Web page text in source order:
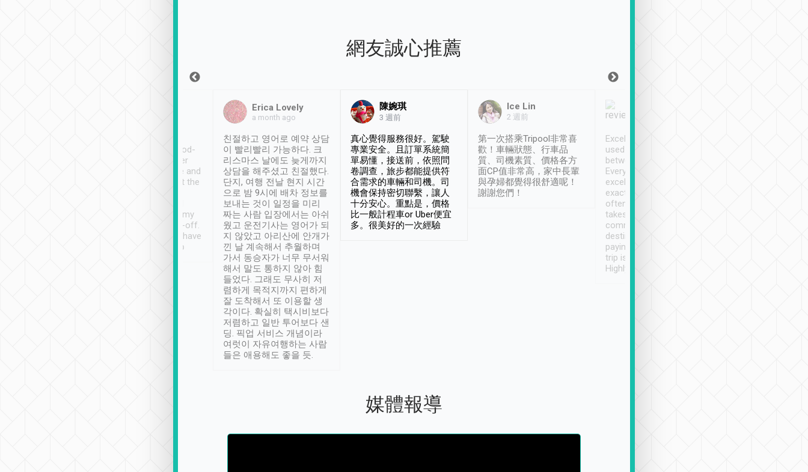
網友誠心推薦
service, vehicles in good-
condition and the driver
service was awesome and
thoughtful. Driver went the
have safely arrived at my
destination after drop-off.
Definitely something I have
not seen elsewhere 👍
Erica Lovely
a month ago
친절하고 영어로 예약 상담
이 빨리빨리 가능하다. 크
리스마스 날에도 늦게까지
상담을 해주셨고 친절했다.
단지, 여행 전날 현지 시간
으로 밤 9시에 배차 정보를
보내는 것이 일정을 미리
짜는 사람 입장에서는 아쉬
웠고 운전기사는 영어가 되
지 않았고 아리산에 안개가
낀 날 계속해서 추월하며
가서 동승자가 너무 무서워
해서 말도 통하지 않아 힘
들었다. 그래도 무사히 저
렴하게 목적지까지 편하게
잘 도착해서 또 이용할 생
각이다. 확실히 택시비보다
저렴하고 일반 투어보다 샌
딩. 픽업 서비스 개념이라
여럿이 자유여행하는 사람
들은 애용해도 좋을 듯.
陳婉琪
3 週前
真心覺得服務很好。駕駛
專業安全。且訂單系統簡
單易懂，接送前，依照問
卷調查，旅步都能提供符
合需求的車輛和司機。司
機會保持密切聯繫，讓人
十分安心。重點是，價格
比一般計程車or Uber便宜
多。很美好的一次經驗
Ice Lin
2 週前
第一次搭乘Tripool非常喜
歡！車輛狀態、行車品
質、司機素質、價格各方
面CP值非常高，家中長輩
與孕婦都覺得很舒適呢！
謝謝您們！
Excellent service. We have
used Tripool to travel
between cities in Taiwan.
Every driver has been
excellent and arrives
exactly on time. As there is
often limited English it
takes the difficulty out of
communicating the
destination details and
paying online prior to the
trip is very convenient.
Highly recommended
媒體報導